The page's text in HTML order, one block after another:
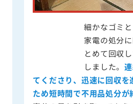
細かなゴミ
家電の処分
とめて回収
しました。
てくださり、迅速に回収を
ため短時間で不用品処分が